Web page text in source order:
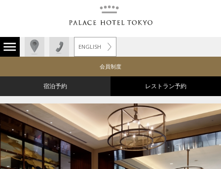
ENGLISH
会員制度
宿泊予約 レストラン予約